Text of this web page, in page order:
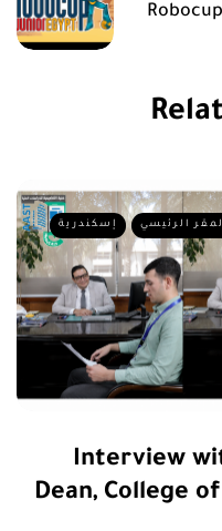
إسكندرية الرئيسي
Interview
Dean, College